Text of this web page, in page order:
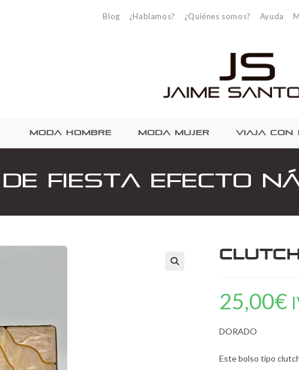
Blog ¿Hablamos? ¿Quiénes somos? Ayuda
MODA HOMBRE MODA MUJER VIAJA CON
Fiesta Efecto
25,00€
DORADO
Este bolso tipo